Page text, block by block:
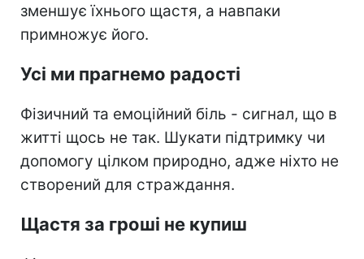
зменшує їхнього щастя, а навпаки
примножує його.
Усі ми прагнемо радості
Фізичний та емоційний біль - сигнал, що в
житті щось не так. Шукати підтримку чи
допомогу цілком природно, адже ніхто не
створений для страждання.
Щастя за гроші не купиш